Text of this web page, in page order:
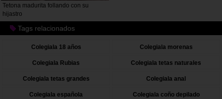
Tetona madurita follando con su
hijastro
Tags relacionados
Colegiala 18 años Colegiala morenas
Colegiala Rubias Colegiala tetas naturales
Colegiala tetas grandes Colegiala anal
Colegiala española Colegiala coño depilado